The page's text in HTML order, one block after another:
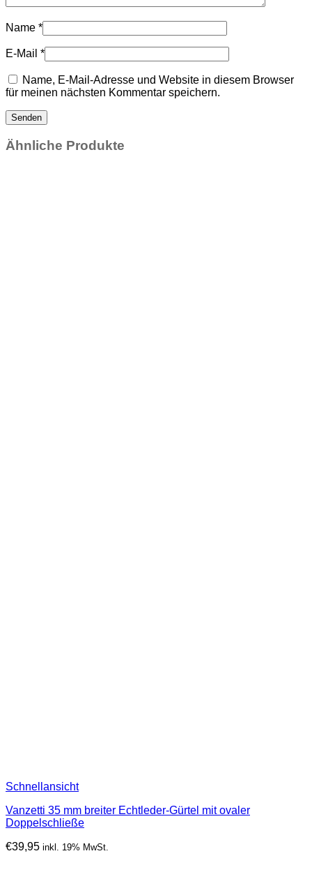
Name *
E-Mail *
Name, E-Mail-Adresse und Website in diesem Browser
für meinen nächsten Kommentar speichern.
Ähnliche Produkte
Schnellansicht
Vanzetti 35 mm breiter Echtleder-Gürtel mit ovaler
Doppelschließe
€39,95 inkl. 19% MwSt.